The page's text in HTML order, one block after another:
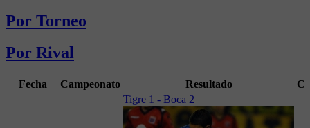
Por Torneo
Por Rival
Fecha Campeonato Resultado C
Tigre 1 - Boca 2